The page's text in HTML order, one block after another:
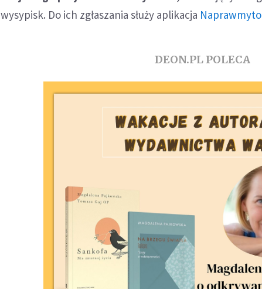
wysypisk. Do ich zgłaszania służy aplikacja
DEON.PL POLECA